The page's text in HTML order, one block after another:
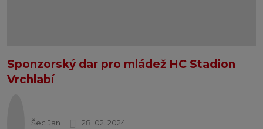
Sponzorský dar pro mládež HC Stadion
Vrchlabí
Šec Jan 28. 02. 2024